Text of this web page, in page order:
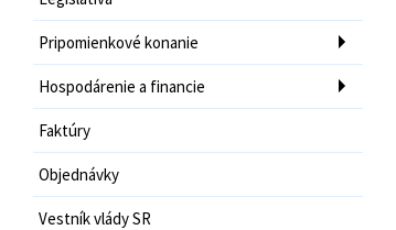
Pripomienkové konanie
Hospodárenie a financie
Faktúry
Objednávky
Vestník vlády SR